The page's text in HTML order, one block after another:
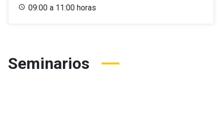
09:00 a 11:00 horas
Seminarios